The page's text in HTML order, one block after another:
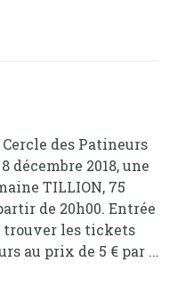
des Patineurs
décembre 2018, une
TILLION, 75
de 20h00. Entrée
trouver les tickets
au prix de 5 € par ...